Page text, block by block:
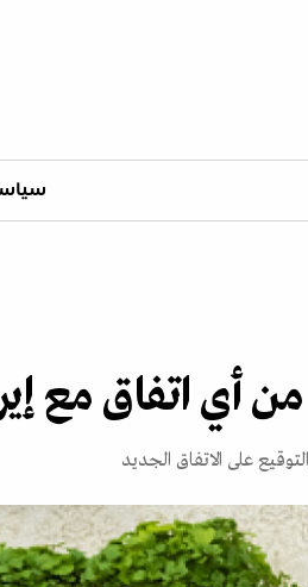
أي اتفاق مع
على الاتفاق الجديد